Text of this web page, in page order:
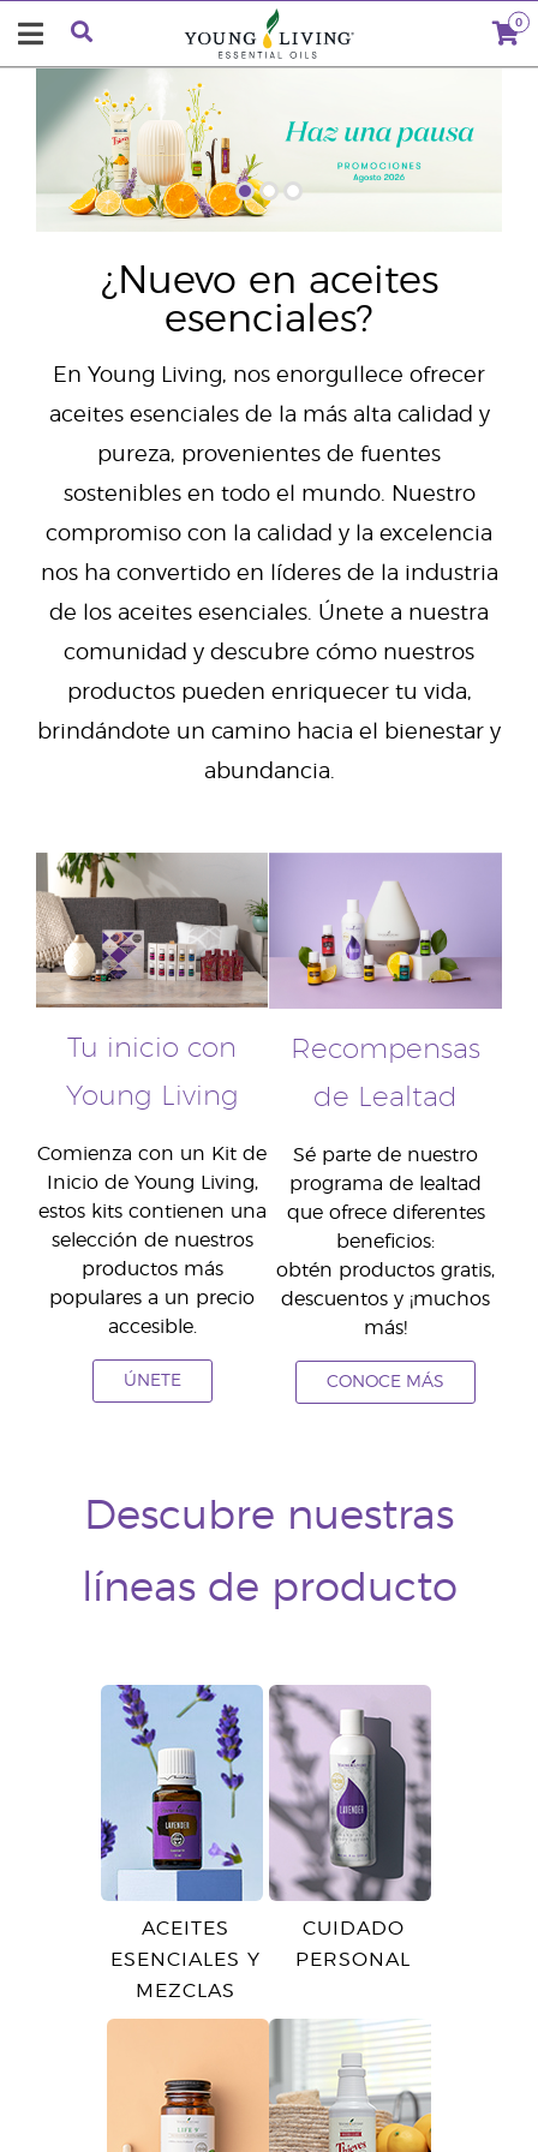
0
¿Nuevo en aceites
esenciales?
En Young Living, nos enorgullece ofrecer
aceites esenciales de la más alta calidad y
pureza, provenientes de fuentes
sostenibles en todo el mundo. Nuestro
compromiso con la calidad y la excelencia
nos ha convertido en líderes de la industria
de los aceites esenciales. Únete a nuestra
comunidad y descubre cómo nuestros
productos pueden enriquecer tu vida,
brindándote un camino hacia el bienestar y
abundancia.
Tu inicio con
Young Living
Comienza con un Kit de
Inicio de Young Living,
estos kits contienen una
selección de nuestros
productos más
populares a un precio
accesible.
ÚNETE
Recompensas
de Lealtad
Sé parte de nuestro
programa de lealtad
que ofrece diferentes
beneficios:
obtén productos gratis,
descuentos y ¡muchos
más!
CONOCE MÁS
Descubre nuestras
líneas de producto
ACEITES
ESENCIALES Y
MEZCLAS
CUIDADO
PERSONAL